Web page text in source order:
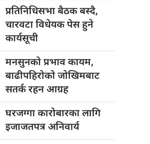
प्रतिनिधिसभा बैठकबस्दै,
चारवटा विधेयक पेस हुने
कार्यसूची
मनसुनको प्रभावकायम,
बाढीपहिरोको जोखिमबाट
सतर्क रहन आग्रह
घरजग्गा कारोबारकालागि
इजाजतपत्र अनिवार्य